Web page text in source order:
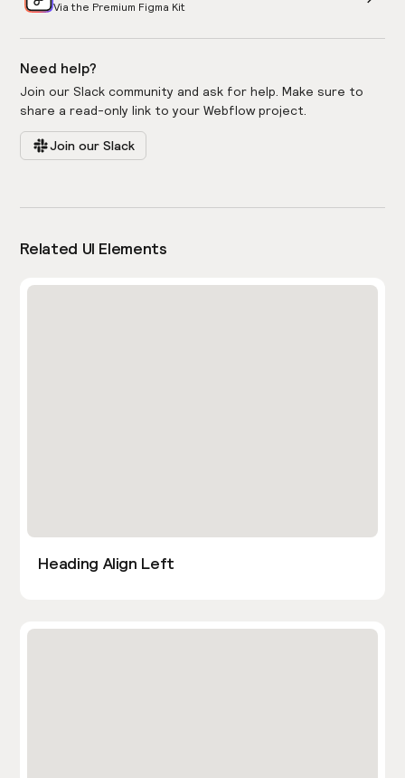
Via the Premium Figma Kit
Need help?
Join our Slack community and ask for help. Make sure to
share a read-only link to your Webflow project.
Join our Slack
Related UI Elements
Heading Align Left